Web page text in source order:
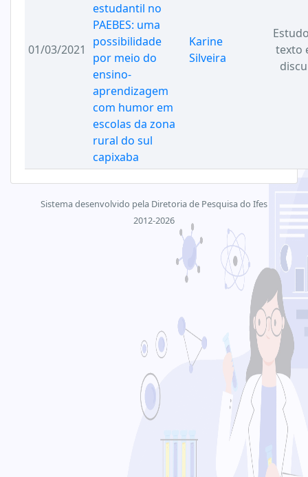
01/03/2021
estudantil no
PAEBES: uma
possibilidade
por meio do
ensino-
aprendizagem
com humor em
escolas da zona
rural do sul
capixaba
Karine
Silveira
texto
Sistema desenvolvido pela Diretoria de Pesquisa do Ifes
2012-2026